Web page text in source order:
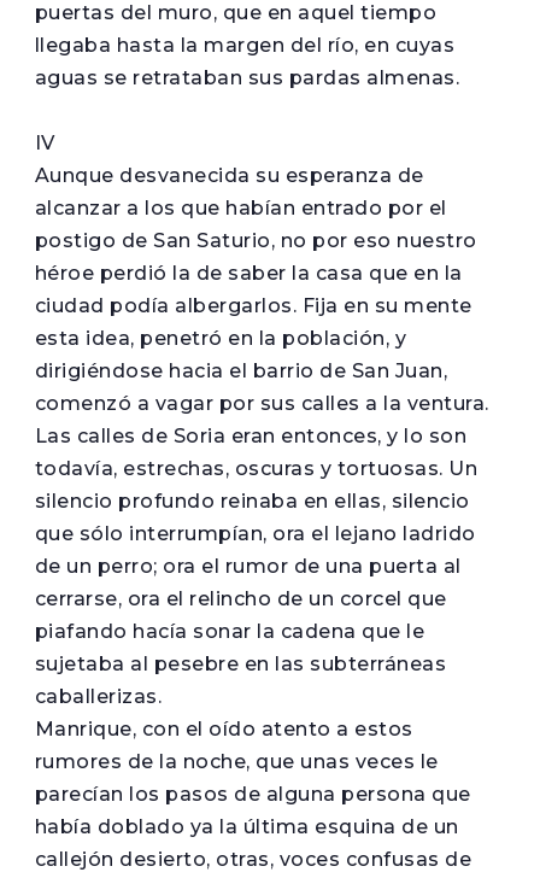
puertas del muro, que en aquel tiempo
llegaba hasta la margen del río, en cuyas
aguas se retrataban sus pardas almenas.
IV
Aunque desvanecida su esperanza de
alcanzar a los que habían entrado por el
postigo de San Saturio, no por eso nuestro
héroe perdió la de saber la casa que en la
ciudad podía albergarlos. Fija en su mente
esta idea, penetró en la población, y
dirigiéndose hacia el barrio de San Juan,
comenzó a vagar por sus calles a la ventura.
Las calles de Soria eran entonces, y lo son
todavía, estrechas, oscuras y tortuosas. Un
silencio profundo reinaba en ellas, silencio
que sólo interrumpían, ora el lejano ladrido
de un perro; ora el rumor de una puerta al
cerrarse, ora el relincho de un corcel que
piafando hacía sonar la cadena que le
sujetaba al pesebre en las subterráneas
caballerizas.
Manrique, con el oído atento a estos
rumores de la noche, que unas veces le
parecían los pasos de alguna persona que
había doblado ya la última esquina de un
callejón desierto, otras, voces confusas de